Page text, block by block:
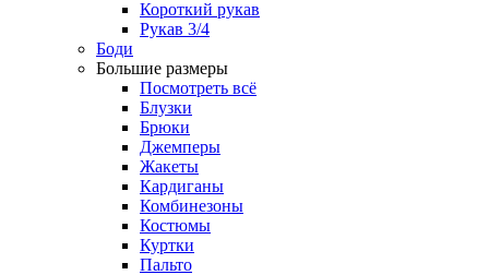
Короткий рукав
Рукав 3/4
Боди
Большие размеры
Посмотреть всё
Блузки
Брюки
Джемперы
Жакеты
Кардиганы
Комбинезоны
Костюмы
Куртки
Пальто